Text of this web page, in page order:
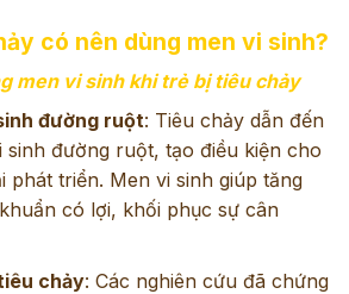
có nên dùng men vi sinh?
men vi sinh khi trẻ bị tiêu chảy
đường ruột: Tiêu chảy dẫn đến
sinh đường ruột, tạo điều kiện cho
phát triển. Men vi sinh giúp tăng
có lợi, khối phục sự cân
chảy: Các nghiên cứu đã chứng